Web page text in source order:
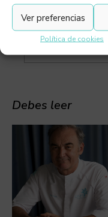
Ver preferencias
Política de cookies
Debes leer